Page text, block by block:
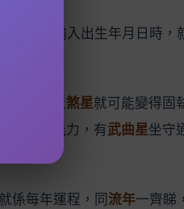
工具，輸入出生年月日時
如果遇上煞星就可能變得固
嘅賺錢能力，有武曲星坐守
就係每年運程，同流年一齊睇